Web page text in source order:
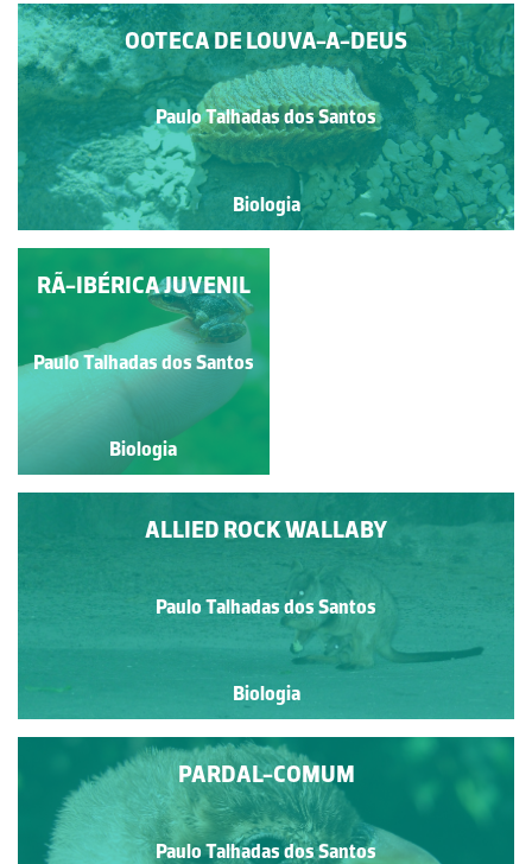
OOTECA DE LOUVA-A-DEUS
Paulo Talhadas dos Santos
Biologia
KOALA
Paulo Talhadas dos Santos
Biologia
ALLIED ROCK WALLABY
Paulo Talhadas dos Santos
Biologia
PARDAL-COMUM
Paulo Talhadas dos Santos
RÃ-IBÉRICA JUVENIL
Paulo Talhadas dos Santos
Biologia